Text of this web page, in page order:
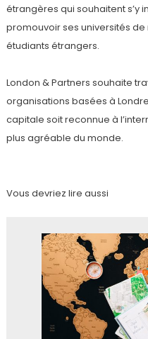
étrangères qui souhaitent s’y
promouvoir ses universités
étudiants étrangers.
London & Partners souhaite
organisations basées à
capitale soit reconnue à
plus agréable du monde.
Vous devriez lire aussi